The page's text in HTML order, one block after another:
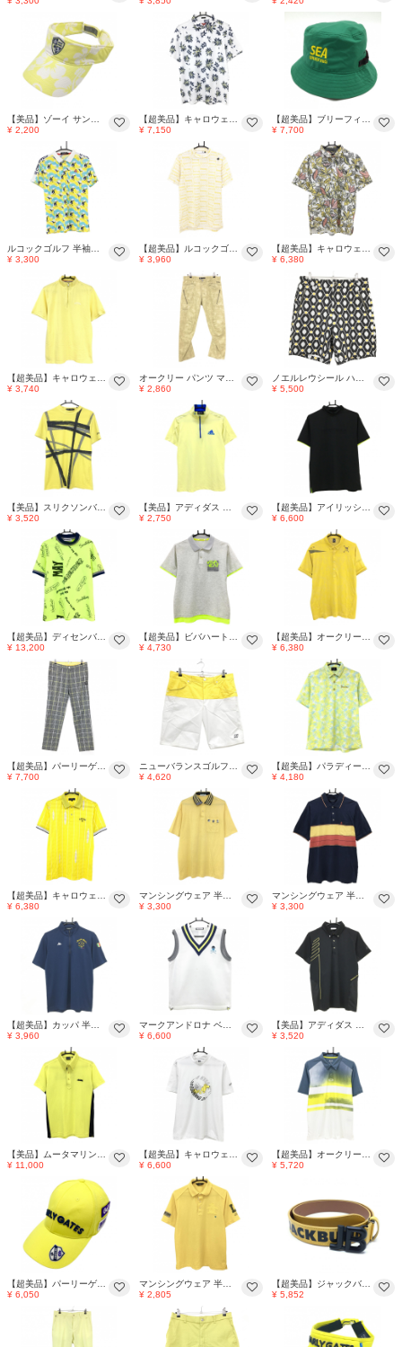
【美品】ゾーイ サンバイザー ライムイエロー×白 ハイビスカス総柄 額・つば薄汚れ ゴルフウェア ZOY
¥ 2,200
【超美品】キャロウェイ レッドレーベル 半袖ポロシャツ 白×ネイビー×イエロー 総柄 花 Slim-Fit メンズ LL ゴルフウェア Callaway
¥ 7,150
【超美品】ブリーフィング ハット ロゴイエロー 内側メッシュ ゴルフウェア BRIEFING
¥ 7,700
ルコックゴルフ 半袖ポロシャツ 白×イエロー×ライトブルー 総柄 胸ロゴ メンズ L ゴルフウェア le coq sportif
¥ 3,300
【超美品】ルコックゴルフ 半袖ハイネックシャツ 白×スモーキーイエロー 英字ロゴ総柄 メンズ LL ゴルフウェア le coq sportif
¥ 3,960
【超美品】キャロウェイ 半袖ポロシャツ 白×ダークグレー×イエロー 花柄 メンズ LL ゴルフウェア Callaway
¥ 6,380
【超美品】キャロウェイ 半袖ハイネックシャツ イエロー ハーフジップ DRYSPORT ロゴ白 メンズ L ゴルフウェア Callaway
¥ 3,740
オークリー パンツ マスタードイエロー 総柄 ジップポケット ティー装着可 立体裁断 メンズ 36 ゴルフウェア Oakley
¥ 2,860
ノエルレウシール ハーフパンツ 黒×ライトグレー×イエロー 総柄 ストレッチ ジップポケット メンズ 3 ゴルフウェア NOEL REUSSIR
¥ 5,500
【美品】スリクソンバイデサント 半袖ハイネックシャツ イエロー×ネイビー系×グレー 前身頃柄 メンズ M ゴルフウェア SRIXON
¥ 3,520
【美品】アディダス 半袖ハイネックシャツ ライトイエロー×ブルー ハーフジップ 肩3ライン メンズ M/M ゴルフウェア adidas
¥ 2,750
【超美品】アイリッシュマン 半袖ハイネックシャツ 黒×蛍光イエロー 3Dロゴ バックプリント メンズ M ゴルフウェア IRISHMAN
¥ 6,600
【超美品】ディセンバーメイ 半袖ハイネックシャツ 蛍光イエロー×黒 英字総柄 メンズ L ゴルフウェア 2024年モデル DECEMBERMAY
¥ 13,200
【超美品】ビバハート 半袖ポロシャツ 杢ライトグレー×蛍光イエロー 襟・袖口・裾メッシュ メンズ 48(M) ゴルフウェア VIVA HEART
¥ 4,730
【超美品】オークリー 半袖ポロシャツ イエロー系×グレー 総柄地模様 袖下メッシュ ロゴ刺しゅう メンズ XL ゴルフウェア Oakley
¥ 6,380
【超美品】パーリーゲイツ パンツ グレー×ネイビー×イエロー チェック ストレッチ メンズ 6(XL) ゴルフウェア PEARLY GATES
¥ 7,700
ニューバランスゴルフ ハーフパンツ イエロー×白 バイカラー ストレッチ メンズ 6(XL) ゴルフウェア New Balance
¥ 4,620
【超美品】パラディーゾ 半袖ポロシャツ ミントグリーン×イエロー系 リーフ総柄 メンズ L ゴルフウェア Paradiso
¥ 4,180
【超美品】キャロウェイ 半袖ポロシャツ イエロー×白 総柄・ストライプ ロゴ刺しゅう メンズ L ゴルフウェア Callaway
¥ 6,380
マンシングウェア 半袖ポロシャツ ライトイエロー 襟ボーダー メンズ LA ゴルフウェア Munsingwear
¥ 3,300
マンシングウェア 半袖ポロシャツ ネイビー×イエロー×オレンジ 胸元ライン メンズ L ゴルフウェア Munsingwear
¥ 3,300
【超美品】カッパ 半袖ハイネックシャツ ネイビー×イエロー ハーフジップ ストレッチ メンズ 0(XL) ゴルフウェア Kappa
¥ 3,960
マークアンドロナ ベスト 白×ネイビー×蛍光イエロー メッシュ調 Vネック スカル メンズ 48(L) ゴルフウェア MARK＆LONA
¥ 6,600
【美品】アディダス 半袖ポロシャツ 黒×イエロー ロゴプリント ボタンダウン メンズ M/M ゴルフウェア adidas
¥ 3,520
【美品】ムータマリン 半袖ポロシャツ イエロー×ネイビー系 ロゴシリコン サイド切替 ボタンダウン メンズ M ゴルフウェア muta
¥ 11,000
【超美品】キャロウェイ×Disney 半袖ハイネックシャツ 白×イエロー トイストーリー メンズ LL ゴルフウェア 2023年モデル Callaway
¥ 6,600
【超美品】オークリー 半袖ポロシャツ グレー×イエロー×白 腹部ライン HAPUNA メンズ M/M ゴルフウェア Oakley
¥ 5,720
【超美品】パーリーゲイツ キャップ イエロー×ネイビー つば裏PG FUTUREニコちゃん 汗取りパッド FR ゴルフウェア PEARLY GATES
¥ 6,050
マンシングウェア 半袖ポロシャツ イエロー ロゴワッペン メンズ L ゴルフウェア Munsingwear
¥ 2,805
【超美品】ジャックバニー トップ式ベルト イエロー×黒 ロゴ総柄 メンズ ゴルフウェア Jack Bunny
¥ 5,852